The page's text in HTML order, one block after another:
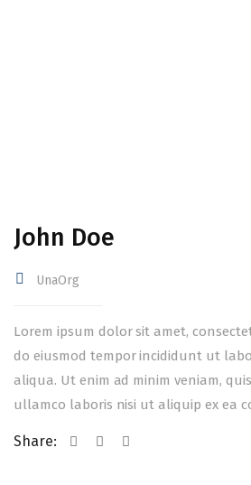
John Doe
UnaOrg
Lorem ipsum dolor sit amet,
do eiusmod tempor incididunt ut
aliqua. Ut enim ad minim veniam,
ullamco laboris nisi ut aliquip ex ea
Share: